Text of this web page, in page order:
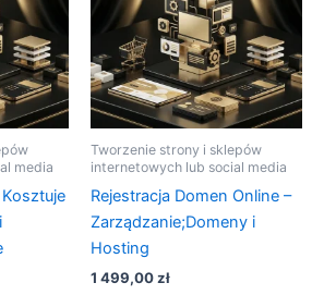
media
Tworzenie strony i sklepów
internetowych lub social media
Rejestracja Domen Online –
Zarządzanie;Domeny i
Hosting
1 499,00zł